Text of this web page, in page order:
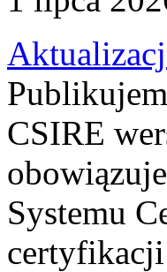
CSIRE
Systemu